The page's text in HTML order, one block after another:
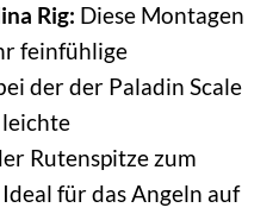
Rig: Diese Montagen
feinfühlige
der der Paladin Scale
Rutenspitze zum
für das Angeln auf